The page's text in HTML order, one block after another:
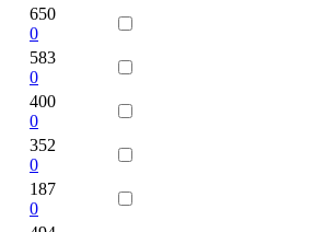
650
0
583
0
400
0
352
0
187
0